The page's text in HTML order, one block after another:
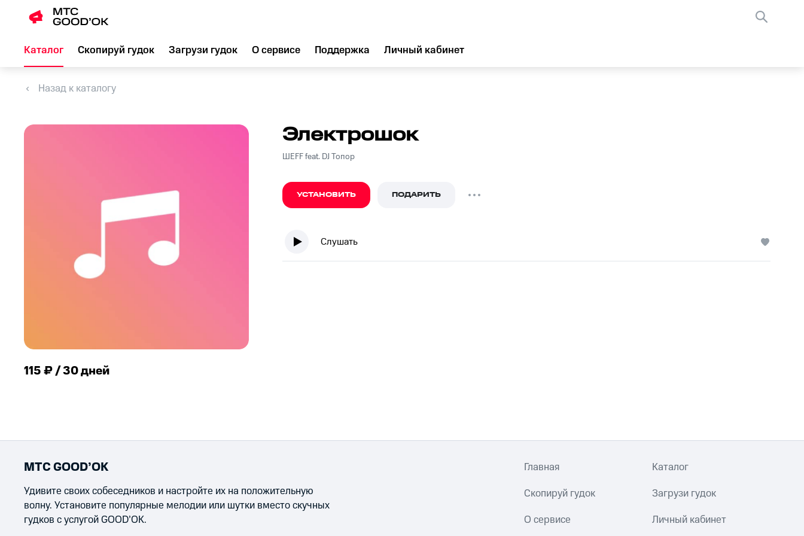
Каталог Скопируй гудок Загрузи гудок О сервисе Поддержка Личный кабинет
Назад к каталогу
115 ₽ / 30 дней
Электрошок
ШЕFF feat. DJ Топор
УСТАНОВИТЬ ПОДАРИТЬ
Слушать
МТС GOOD’OK
Удивите своих собеседников и настройте их на положительную
волну. Установите популярные мелодии или шутки вместо скучных
гудков с услугой GOOD’OK.
Главная Каталог
Скопируй гудок Загрузи гудок
О сервисе Личный кабинет